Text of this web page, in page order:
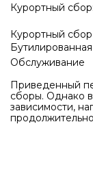
Курортный сбор:
Курортный
Обслуживание
Приведенный
сборы. Однако
зависимости,